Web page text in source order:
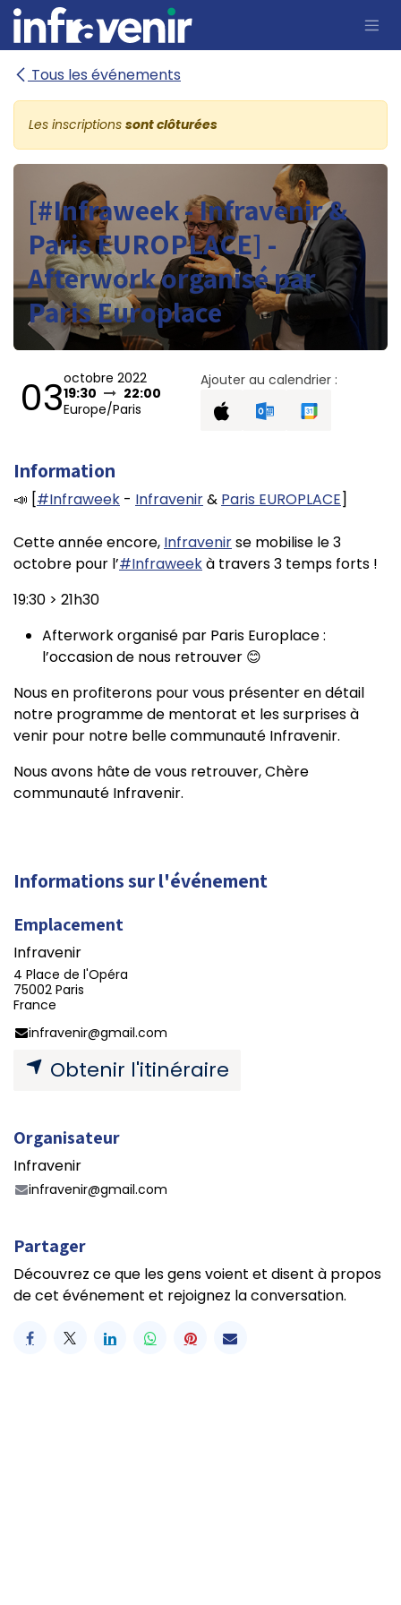
Se rendre au contenu
Tous les événements
Les inscriptions sont clôturées
[#Infraweek - Infravenir &
Paris EUROPLACE] -
Afterwork organisé par
Paris Europlace
03octobre 2022
19:30
22:00
Europe/Paris
Ajouter au calendrier :
Information
📣 [#Infraweek - Infravenir& Paris EUROPLACE]
Cette année encore, Infravenirse mobilise le 3
octobre pour l’#Infraweekà travers 3 temps forts !
19:30 > 21h30
Afterwork organisé par Paris Europlace :
l’occasion de nous retrouver 😊
Nous en profiterons pour vous présenter en détail
notre programme de mentorat et les surprises à
venir pour notre belle communauté Infravenir.
Nous avons hâte de vous retrouver, Chère
communauté Infravenir.
Informations sur l'événement
Emplacement
Infravenir
4 Place de l'Opéra
75002 Paris
France
infravenir@gmail.com
Obtenir l'itinéraire
Organisateur
Infravenir
infravenir@gmail.com
Partager
Découvrez ce que les gens voient et disent à propos
de cet événement et rejoignez la conversation.